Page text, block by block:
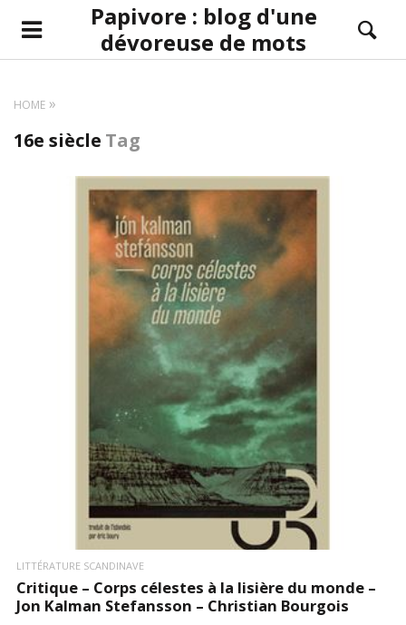
Papivore : blog d'une
dévoreuse de mots
HOME
16e siècle Tag
LIRE LA SUITE
LITTÉRATURE SCANDINAVE
Critique – Corps célestes à la lisière du monde –
Jon Kalman Stefansson – Christian Bourgois